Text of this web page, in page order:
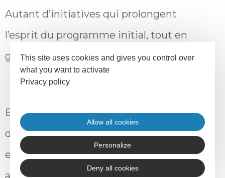
Autant d’initiatives qui prolongent
l’esprit du programme initial, tout en
gagnant en autonomie et en maturité.
Et à ce qu’il se murmure… Cette
dynamique pourrait bien se poursuivre
encore, avec un nouvel
accompagnementAdefpaten
This site uses cookies and gives you control over
what you want to activate
Privacy policy
Allow all cookies
Personalize
Deny all cookies